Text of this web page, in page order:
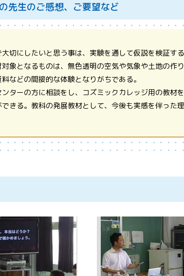
先生のご感想、ご要望など
切にしたいと思う事は、実験を通して仮説を検証す
象となるものは、無色透明の空気や気象や土地の
などの間接的な体験となりがちである。
ターの方に相談をし、コズミックカレッジ用の教
きる。教科の発展教材として、今後も実感を伴った